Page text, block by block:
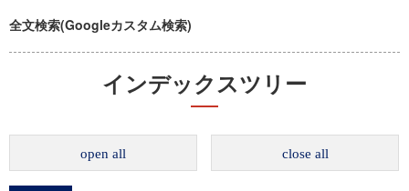
全文検索(Googleカスタム検索)
インデックスツリー
open all close all